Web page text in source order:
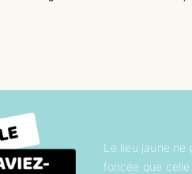
Le lieu jaune ne
foncée que